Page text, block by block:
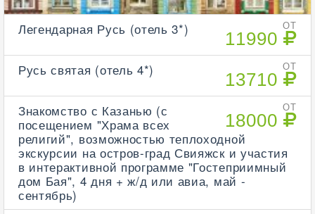
ОТ
11990
Легендарная Русь (отель 3*)
ОТ
13710
Русь святая (отель 4*)
ОТ
18000
Знакомство с Казанью (с
посещением "Храма всех
религий", возможностью теплоходной
экскурсии на остров-град Свияжск и участия
в интерактивной программе "Гостеприимный
дом Бая", 4 дня + ж/д или авиа, май -
сентябрь)